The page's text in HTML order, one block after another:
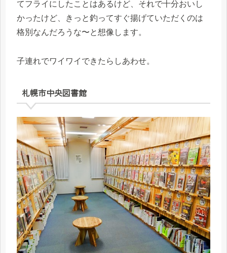
てフライにしたことはあるけど、それで十分おいし
かったけど、きっと釣ってすぐ揚げていただくのは
格別なんだろうな〜と想像します。
子連れでワイワイできたらしあわせ。
札幌市中央図書館